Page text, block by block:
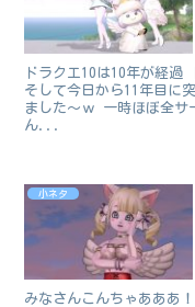
ドラクエ10は10年が経過
そして今日から11年目に
ました～ｗ 一時ほぼ全サ
ん...
小ネタ
みなさんこんちゃあああ